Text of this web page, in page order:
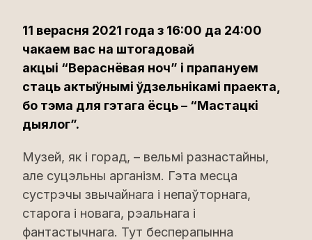
11 верасня 2021 года з 16:00 да 24:00
чакаем вас на штогадовай
акцыі “Вераснёвая ноч” і прапануем
стаць актыўнымі ўдзельнікамі праекта,
бо тэма для гэтага ёсць – “Мастацкі
дыялог”.
Музей, як і горад, – вельмі разнастайны,
але суцэльны арганізм. Гэта месца
сустрэчы звычайнага і непаўторнага,
старога і новага, рэальнага і
фантастычнага. Тут бесперапынна